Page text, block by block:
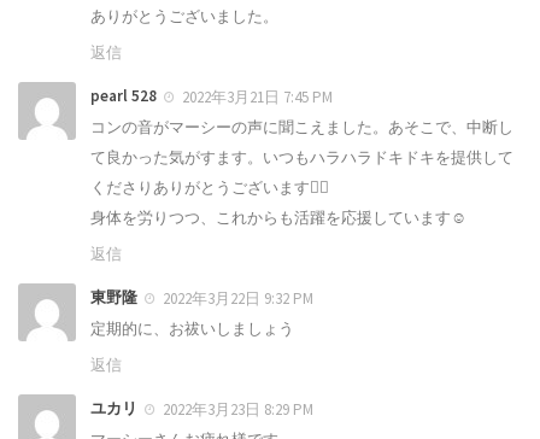
ありがとうございました。
返信
pearl 528
2022年3月21日 7:45 PM
コンの音がマーシーの声に聞こえました。あそこで、中断し
て良かった気がすます。いつもハラハラドキドキを提供して
くださりありがとうございます🙇‍♀️
身体を労りつつ、これからも活躍を応援しています☺️
返信
東野隆
2022年3月22日 9:32 PM
定期的に、お祓いしましょう
返信
ユカリ
2022年3月23日 8:29 PM